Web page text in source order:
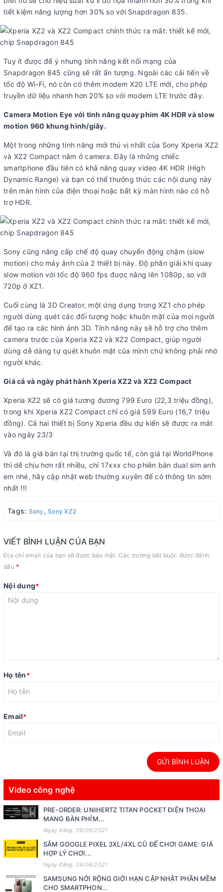
tiết kiệm năng lượng hơn 30% so với Snapdragon 835.
Tuy ít được để ý nhưng tính năng kết nối mạng của
Snapdragon 845 cũng sẽ rất ấn tượng. Ngoài các cải tiến về
tốc độ Wi-Fi, nó còn có thêm modem X20 LTE mới, cho phép
truyền dữ liệu nhanh hơn 20% so với modem LTE trước đây.
Camera Motion Eye với tính năng quay phim 4K HDR và slow
motion 960 khung hình/giây.
Một trong những tính năng mới thú vị nhất của Sony Xperia XZ2
và XZ2 Compact nằm ở camera. Đây là những chiếc
smartphone đầu tiên có khả năng quay video 4K HDR (High
Dynamic Range) và bạn có thể thưởng thức các nội dung này
trên màn hình của điện thoại hoặc bất kỳ màn hình nào có hỗ
trợ HDR.
Sony cũng nâng cấp chế độ quay chuyển động chậm (slow
motion) cho máy ảnh của 2 thiết bị này. Độ phân giải khi quay
slow motion với tốc độ 960 fps được nâng lên 1080p, so với
720p ở XZ1.
Cuối cùng là 3D Creator, một ứng dụng trong XZ1 cho phép
người dùng quét các đối tượng hoặc khuôn mặt của mọi người
để tạo ra các hình ảnh 3D. Tính năng này sẽ hỗ trợ cho thêm
camera trước của Xperia XZ2 và XZ2 Compact, giúp người
dùng dễ dàng tự quét khuôn mặt của mình chứ không phải nhờ
người khác.
Giá cả và ngày phát hành Xperia XZ2 và XZ2 Compact
Xperia XZ2 sẽ có giá tương đương 799 Euro (22,3 triệu đồng),
trong khi Xperia XZ2 Compact chỉ có giá 599 Euro (16,7 triệu
đồng). Cả hai thiết bị Sony Xperia đều dự kiến ​​sẽ được ra mắt
vào ngày 23/3
Và đó là giá bán tại thị trường quốc tế, còn giá tại WorldPhone
thì dễ chịu hơn rất nhiều, chỉ 17xxx cho phiên bản dual sim anh
em nhé, hãy cập nhật web thường xuyên để có thông tin sớm
nhất !!!
Tags: Sony , Sony XZ2
VIẾT BÌNH LUẬN CỦA BẠN
Địa chỉ email của bạn sẽ được bảo mật. Các trường bắt buộc được đánh
dấu *
Nội dung*
Họ tên*
Email*
GỬI BÌNH LUẬN
Video công nghệ
PRE-ORDER: UNIHERTZ TITAN POCKET ĐIỆN THOẠI
MANG BÀN PHÍM...
Ngày đăng: 29/09/2021
SẮM GOOGLE PIXEL 3XL/4XL CŨ ĐỂ CHƠI GAME: GIÁ
HỢP LÝ CHƠI...
Ngày đăng: 24/06/2021
SAMSUNG NỚI RỘNG GIỚI HẠN CẬP NHẬT PHẦN MỀM
CHO SMARTPHON...